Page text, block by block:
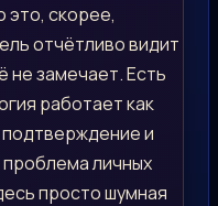
скорее,
отчётливо видит
не замечает. Есть
работает как
и
личных
просто шумная